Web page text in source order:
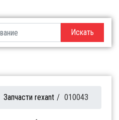
Искать
Запчасти rexant / 010043